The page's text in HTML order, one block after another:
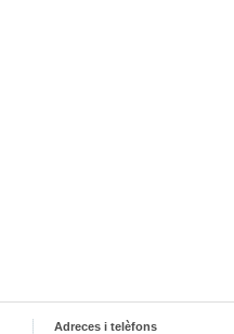
Adreces i telèfons